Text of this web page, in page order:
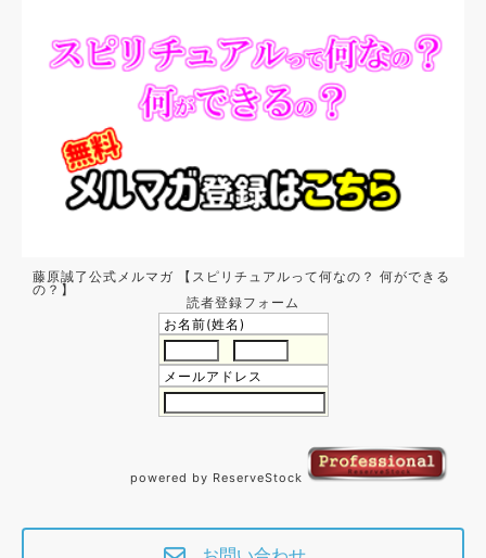
藤原誠了公式メルマガ 【スピリチュアルって何なの？ 何ができる
の？】
読者登録フォーム
お名前(姓名)
メールアドレス
powered by ReserveStock